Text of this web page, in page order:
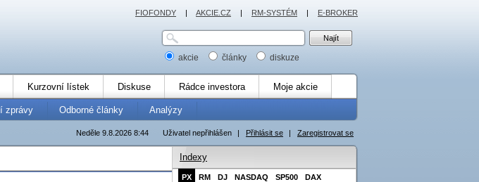
akcie články diskuze
Kurzovní lístek Diskuse Rádce investora Moje akcie
zprávy Odborné články Analýzy
Uživatel nepřihlášen | Přihlásit se | Zaregistrovat se
Neděle 9.8.2026 8:44
Indexy
PX RM DJ NASDAQ SP500 DAX
FIOFONDY | AKCIE.CZ | RM-SYSTÉM | E-BROKER